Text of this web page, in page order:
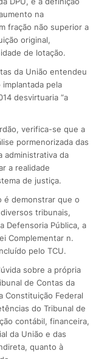
na
fração não superior a
original,
de lotação.
da União entendeu
pela
desvirtuaria “a
verifica-se que a
pormenorizada das
administrativa da
a realidade
de justiça.
é demonstrar que o
tribunais,
Defensoria Pública, a
Complementar n.
pelo TCU.
sobre a própria
de Contas da
Constituição Federal
do Tribunal de
contábil, financeira,
da União e das
quanto à